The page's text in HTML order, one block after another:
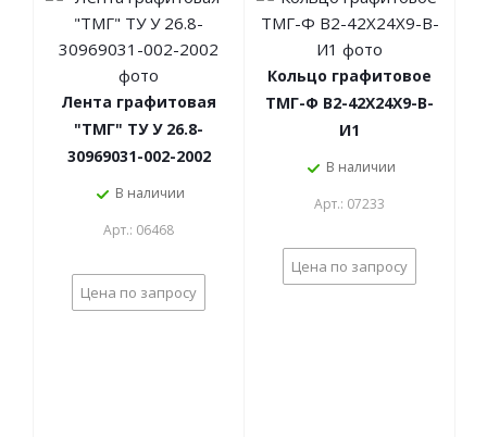
Лента графитовая
"ТМГ" ТУ У 26.8-
30969031-002-2002
В наличии
Арт.: 06468
Цена по запросу
Кольцо графитовое
ТМГ-Ф В2-42Х24Х9-В-
И1
В наличии
Арт.: 07233
Цена по запросу